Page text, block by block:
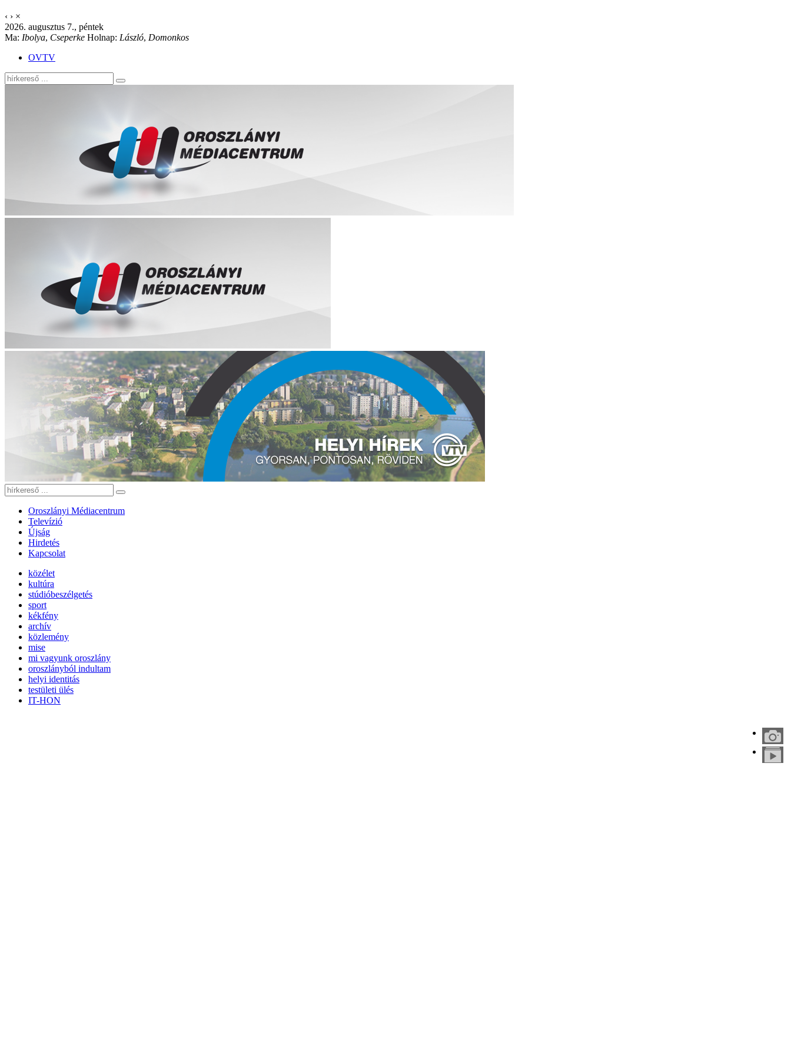
‹ › ×
2026. augusztus 7., péntek
Ma: Ibolya, Cseperke Holnap: László, Domonkos
OVTV
Oroszlányi Médiacentrum
Televízió
Újság
Hirdetés
Kapcsolat
közélet
kultúra
stúdióbeszélgetés
sport
kékfény
archív
közlemény
mise
mi vagyunk oroszlány
oroszlányból indultam
helyi identitás
testületi ülés
IT-HON